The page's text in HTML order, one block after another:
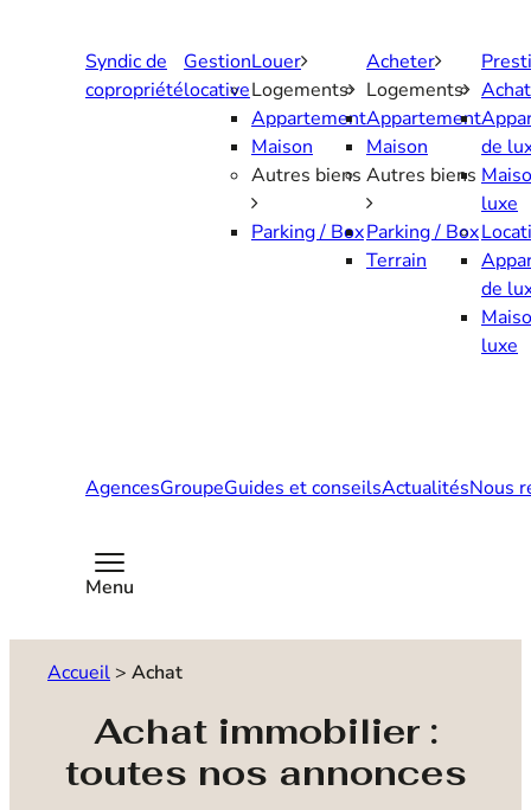
Syndic de
copropriété
Gestion
locative
Louer
Logements
Appartement
Maison
Autres biens
Parking / Box
Acheter
Logements
Appartement
Maison
Autres biens
Parking / Box
Terrain
Achat
de
luxe
de
luxe
AgencesGroupeGuides et conseilsActualitésNous
Menu
Accueil > Achat
Achat immobilier :
toutes nos annonces